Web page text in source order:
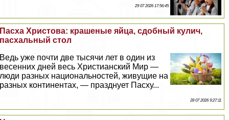
29 07 2026 17:56:45
Пасха Христова: крашеные яйца, сдобный кулич,
пасхальный стол
Ведь уже почти две тысячи лет в один из
весенних дней весь Христианский Мир —
люди разных национальностей, живущие на
разных континентах, — празднует Пасху...
28 07 2026 9:27:11